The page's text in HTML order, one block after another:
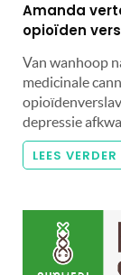
Amanda
opioïden
Van wanhoop
medicinale
depressie
LEES VERDER